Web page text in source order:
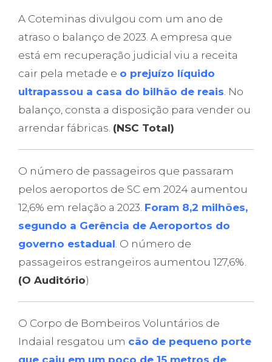
A Coteminas divulgou com um ano de
atraso o balanço de 2023. A empresa que
está em recuperação judicial viu a receita
cair pela metade e o prejuízo líquido
ultrapassou a casa do bilhão de reais. No
balanço, consta a disposição para vender ou
arrendar fábricas. (NSC Total)
O número de passageiros que passaram
pelos aeroportos de SC em 2024 aumentou
12,6% em relação a 2023. Foram 8,2 milhões,
segundo a Gerência de Aeroportos do
governo estadual. O número de
passageiros estrangeiros aumentou 127,6%.
(O Auditório)
O Corpo de Bombeiros Voluntários de
Indaial resgatou um cão de pequeno porte